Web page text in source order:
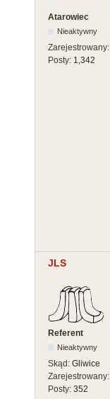
Atarowiec
Nieaktywny
Zarejestrowany:
Posty: 1,342
JLS
Referent
Nieaktywny
Skąd: Gliwice
Zarejestrowany:
Posty: 352